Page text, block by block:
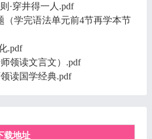
·穿井得一人.pdf
学完语法单元前4节再学本节
.pdf
读文言文）.pdf
读国学经典.pdf
载地址